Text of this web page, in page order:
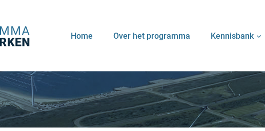
Home Over het programma Kennisbank